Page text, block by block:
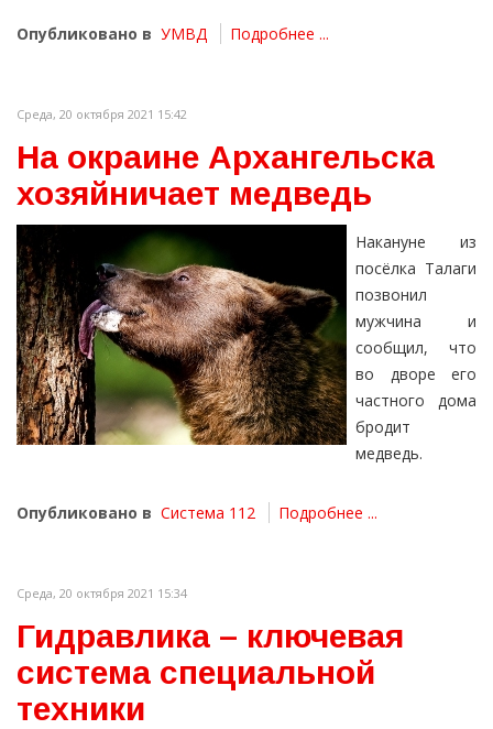
Опубликовано в УМВД Подробнее ...
Среда, 20 октября 2021 15:42
На окраине Архангельска
хозяйничает медведь
Накануне из
посёлка Талаги
позвонил
мужчина и
сообщил, что
во дворе его
частного дома
бродит
медведь.
Опубликовано в Система 112 Подробнее ...
Среда, 20 октября 2021 15:34
Гидравлика – ключевая
система специальной
техники